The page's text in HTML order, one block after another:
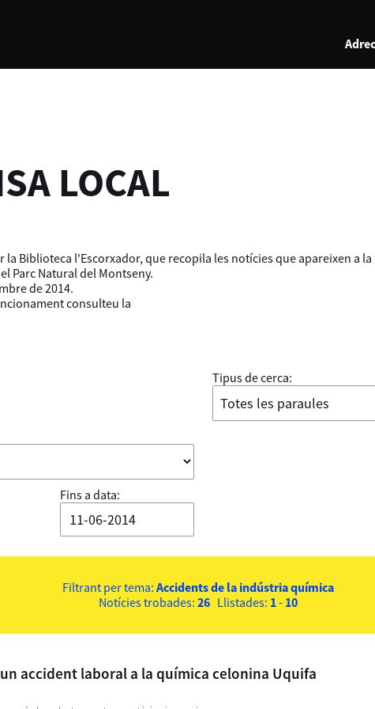
LOCAL
Biblioteca l'Escorxador, que recopila les notícies que apareixen a
Parc Natural del Montseny.
de 2014.
consulteu la
Tipus de cerca:
Fins a data:
Filtrant per tema: Accidents de la indústria química
Notícies trobades: 26 Llistades: 1- 10
accident laboral a la química celonina Uquifa